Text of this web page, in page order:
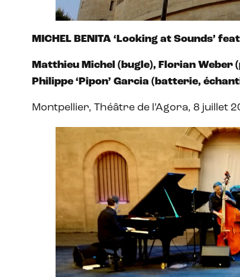
MICHEL BENITA ‘Looking at Sounds’
Matthieu Michel (bugle), Florian Weber
Philippe ‘Pipon’ Garcia (batterie,
Montpellier, Théâtre de l’Agora, 8 juillet